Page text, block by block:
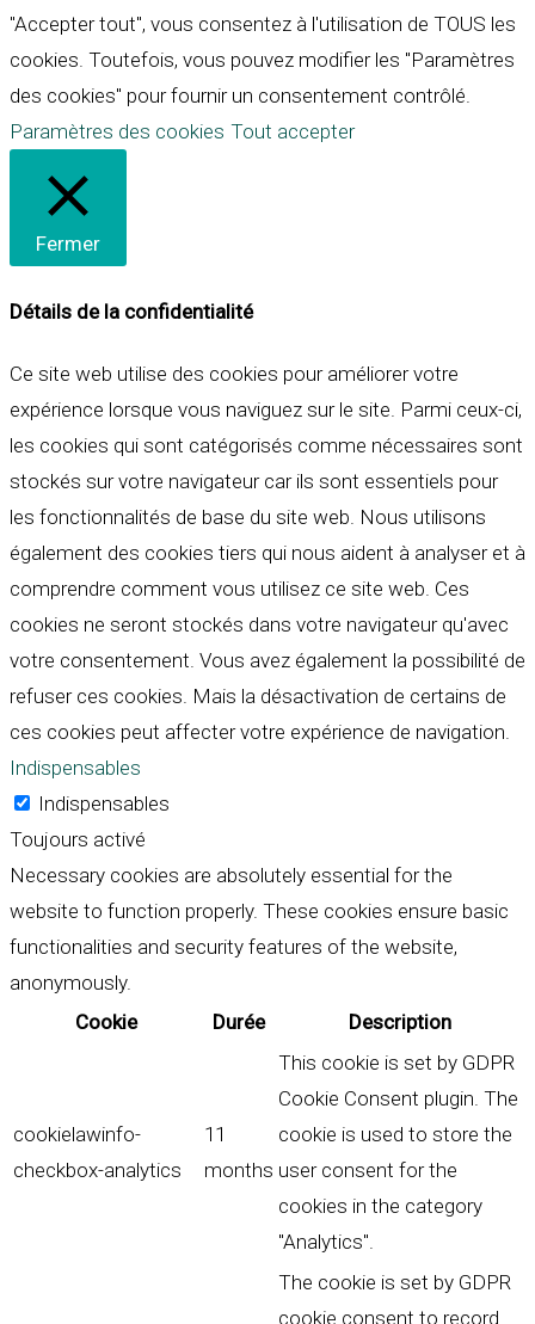
"Accepter tout", vous consentez à l'utilisation de TOUS les
cookies. Toutefois, vous pouvez modifier les "Paramètres
des cookies" pour fournir un consentement contrôlé.
Paramètres des cookies Tout accepter
Fermer
Détails de la confidentialité
Ce site web utilise des cookies pour améliorer votre
expérience lorsque vous naviguez sur le site. Parmi ceux-ci,
les cookies qui sont catégorisés comme nécessaires sont
stockés sur votre navigateur car ils sont essentiels pour
les fonctionnalités de base du site web. Nous utilisons
également des cookies tiers qui nous aident à analyser et à
comprendre comment vous utilisez ce site web. Ces
cookies ne seront stockés dans votre navigateur qu'avec
votre consentement. Vous avez également la possibilité de
refuser ces cookies. Mais la désactivation de certains de
ces cookies peut affecter votre expérience de navigation.
Indispensables
Indispensables
Toujours activé
Necessary cookies are absolutely essential for the
website to function properly. These cookies ensure basic
functionalities and security features of the website,
anonymously.
Cookie
Durée Description
cookielawinfo-
checkbox-analytics
11
months
This cookie is set by GDPR
Cookie Consent plugin. The
cookie is used to store the
user consent for the
cookies in the category
"Analytics".
The cookie is set by GDPR
cookie consent to record